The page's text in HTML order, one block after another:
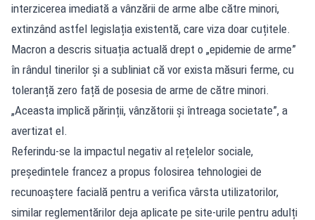
interzicerea imediată a vânzării de arme albe către minori,
extinzând astfel legislația existentă, care viza doar cuțitele.
Macron a descris situația actuală drept o „epidemie de arme”
în rândul tinerilor și a subliniat că vor exista măsuri ferme, cu
toleranță zero față de posesia de arme de către minori.
„Aceasta implică părinții, vânzătorii și întreaga societate”, a
avertizat el.
Referindu-se la impactul negativ al rețelelor sociale,
președintele francez a propus folosirea tehnologiei de
recunoaștere facială pentru a verifica vârsta utilizatorilor,
similar reglementărilor deja aplicate pe site-urile pentru adulți